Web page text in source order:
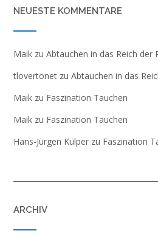
NEUESTE KOMMENTARE
Maik zu Abtauchen in das Reich der
tlovertonet zu Abtauchen in das
Maik zu Faszination Tauchen
Maik zu Faszination Tauchen
Hans-Jürgen Külper zu Faszination
ARCHIV